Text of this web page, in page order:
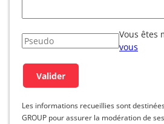
Vous êtes
vous
Les informations recueillies sont
GROUP pour assurer la modération de